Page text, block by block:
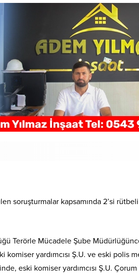
soruşturmalar kapsamında 2’si
Terörle Mücadele Şube
yardımcısı Ş.U. ve eski polis
eski komiser yardımcısı Ş.U.